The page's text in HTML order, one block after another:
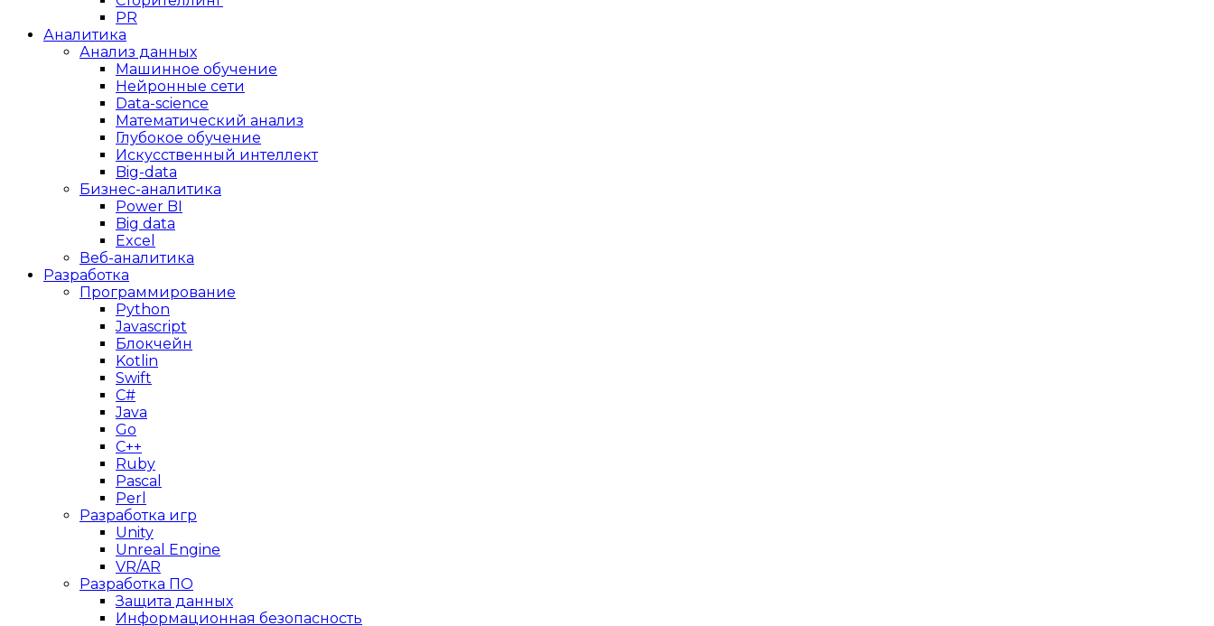
PR
Аналитика
Анализ данных
Машинное обучение
Нейронные сети
Data-science
Математический анализ
Глубокое обучение
Искусственный интеллект
Big-data
Бизнес-аналитика
Power BI
Big data
Excel
Веб-аналитика
Разработка
Программирование
Python
Javascript
Блокчейн
Kotlin
Swift
C#
Java
Go
C++
Ruby
Pascal
Perl
Разработка игр
Unity
Unreal Engine
VR/AR
Разработка ПО
Защита данных
Информационная безопасность